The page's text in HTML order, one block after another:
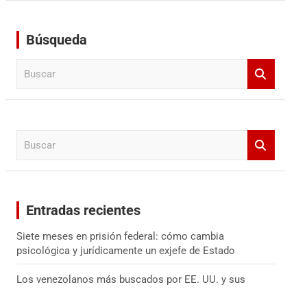
Búsqueda
Entradas recientes
Siete meses en prisión federal: cómo cambia
psicológica y jurídicamente un exjefe de Estado
Los venezolanos más buscados por EE. UU. y sus